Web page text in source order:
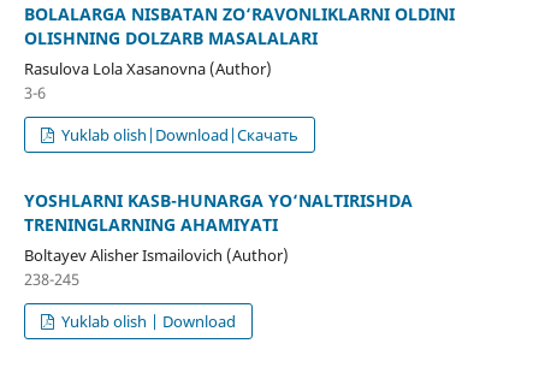
BOLALARGA NISBATAN ZO‘RAVONLIKLARNI OLDINI
OLISHNING DOLZARB MASALALARI
Rasulova Lola Xasanovna (Author)
3-6
Yuklab olish|Download|Скачать
YOSHLARNI KASB-HUNARGA YO‘NALTIRISHDA
TRENINGLARNING AHAMIYATI
Boltayev Alisher Ismailovich (Author)
238-245
Yuklab olish | Download